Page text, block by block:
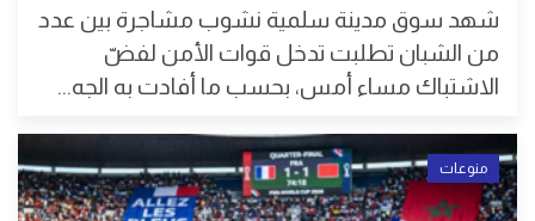
شهد سوق مدينة سلمية نشوب مشاجرة بين عدد
من الشبان تطلبت تدخل قوات الأمن لفضّ
الاشتباك مساء أمس، بحسب ما أفادت به الجه...
منوعات